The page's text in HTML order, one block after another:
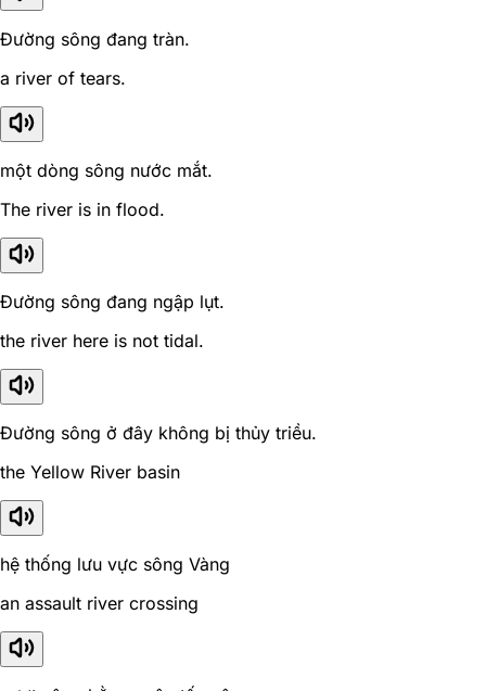
Đường sông đang tràn.
a river of tears.
một dòng sông nước mắt.
The river is in flood.
Đường sông đang ngập lụt.
the river here is not tidal.
Đường sông ở đây không bị thủy triều.
the Yellow River basin
hệ thống lưu vực sông Vàng
an assault river crossing